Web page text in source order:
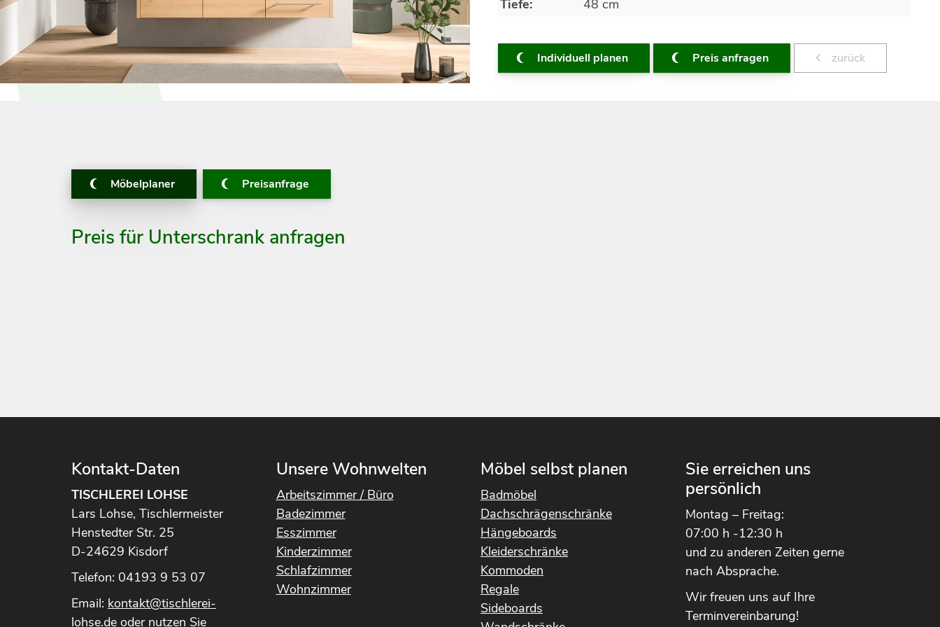
Tiefe: 48 cm
Individuell planen Preis anfragen zurück
Möbelplaner Preisanfrage
Preis für Unterschrank anfragen
Kontakt-Daten
TISCHLEREI LOHSE
Lars Lohse, Tischlermeister
Henstedter Str. 25
D-24629 Kisdorf
Telefon: 04193 9 53 07
Email: kontakt@tischlerei-
lohse.de oder nutzen Sie
Unsere Wohnwelten
Arbeitszimmer / Büro
Badezimmer
Esszimmer
Kinderzimmer
Schlafzimmer
Wohnzimmer
Möbel selbst planen
Badmöbel
Dachschrägenschränke
Hängeboards
Kleiderschränke
Kommoden
Regale
Sideboards
Sie erreichen uns
persönlich
Montag – Freitag:
07:00 h -12:30 h
und zu anderen Zeiten gerne
nach Absprache.
Wir freuen uns auf Ihre
Terminvereinbarung!